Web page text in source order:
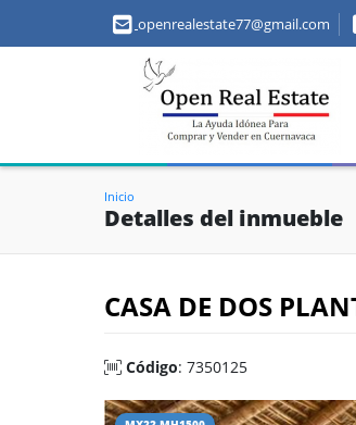
openrealestate77@gmail.com
Inicio
Detalles del inmueble
CASA DE DOS
Código: 7350125